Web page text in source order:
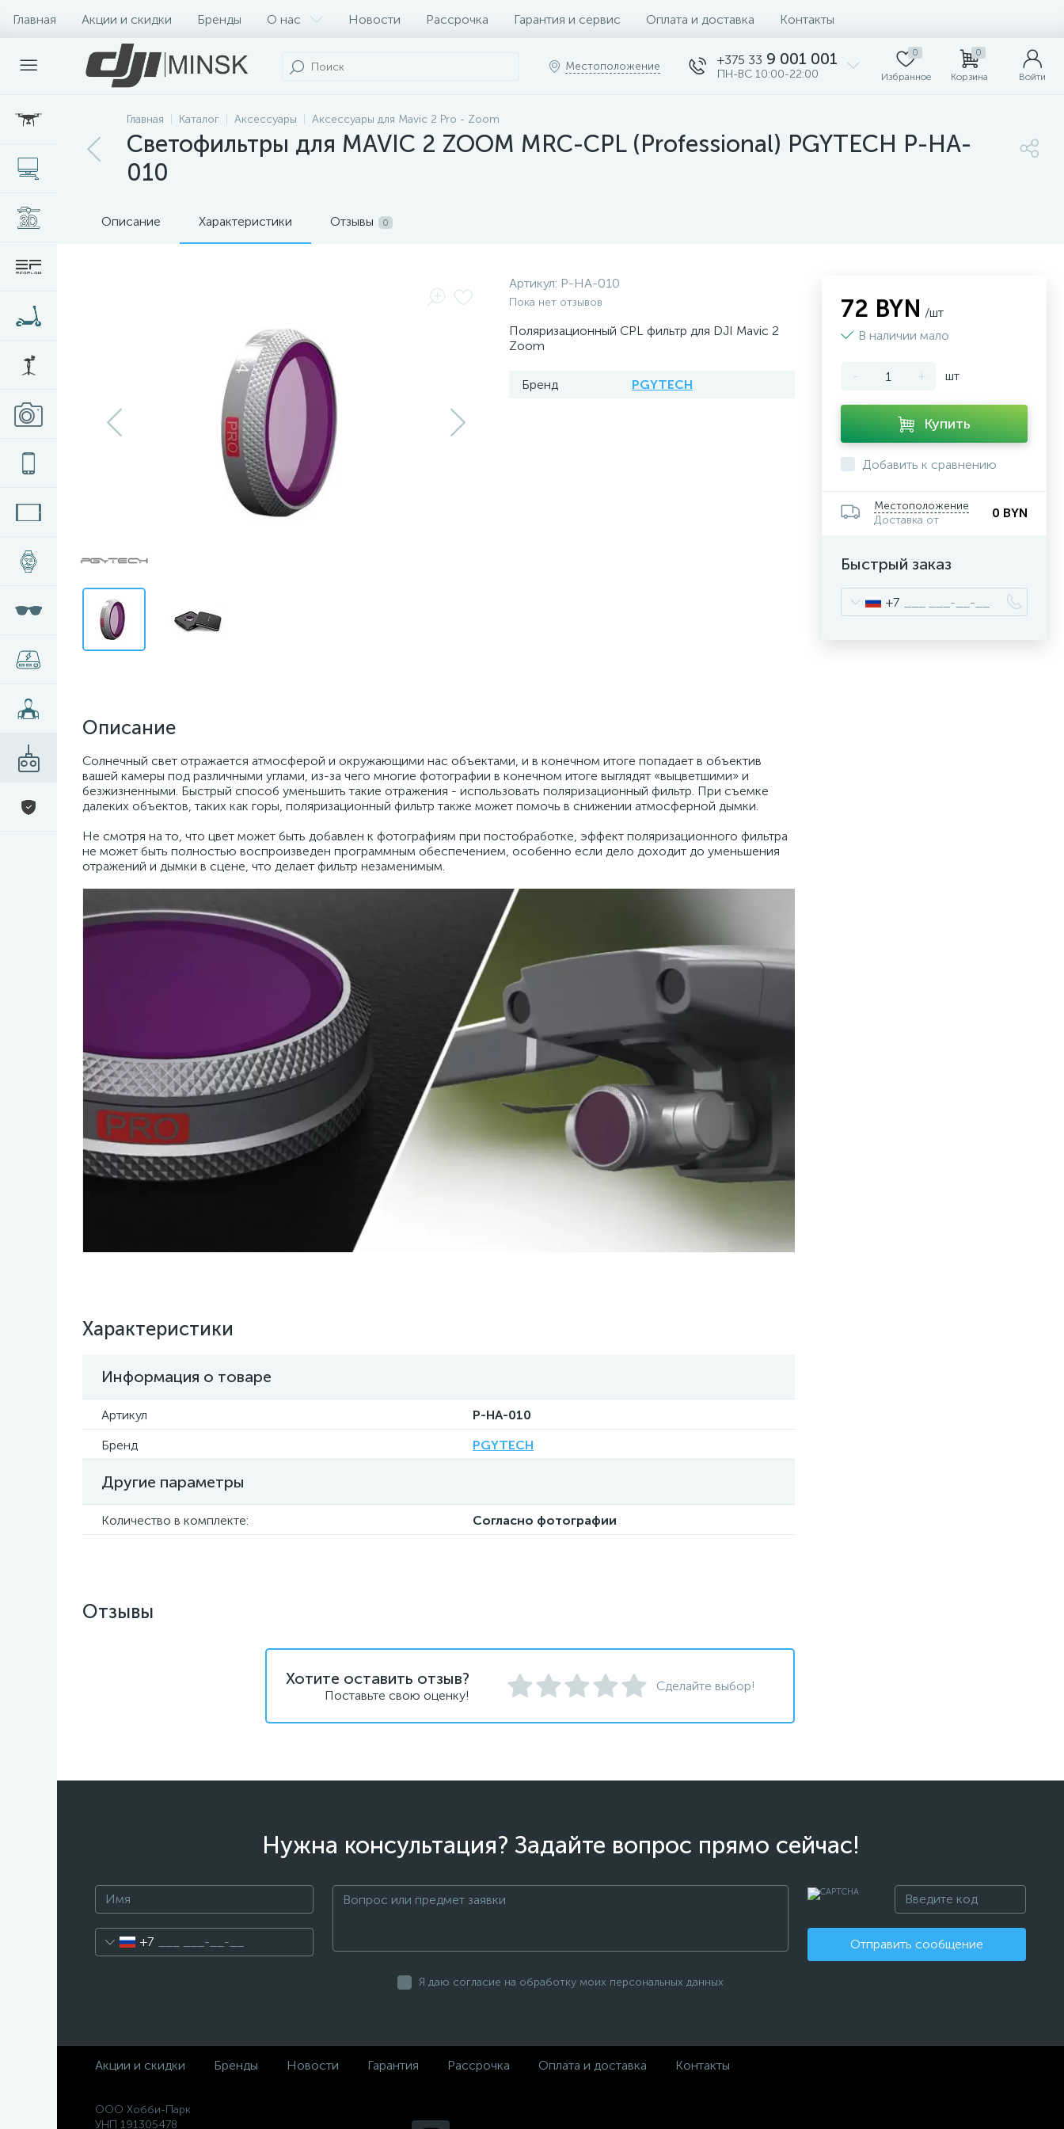
Главная Акции и скидки Бренды О нас Новости Рассрочка Гарантия и сервис Оплата и доставка Контакты
Местоположение +375 33 9 001 001
ПН-ВС 10:00-22:00
0
Избранное
0
Корзина Войти
Главная Каталог Аксессуары Аксессуары для Mavic 2 Pro - Zoom
Светофильтры для MAVIC 2 ZOOM MRC-CPL (Professional) PGYTECH P-HA-
010
Описание Характеристики Отзывы 0
Артикул: P-HA-010
Пока нет отзывов
Поляризационный CPL фильтр для DJI Mavic 2
Zoom
Бренд PGYTECH
Описание
Солнечный свет отражается атмосферой и окружающими нас объектами, и в конечном итоге попадает в объектив
вашей камеры под различными углами, из-за чего многие фотографии в конечном итоге выглядят «выцветшими» и
безжизненными. Быстрый способ уменьшить такие отражения - использовать поляризационный фильтр. При съемке
далеких объектов, таких как горы, поляризационный фильтр также может помочь в снижении атмосферной дымки.
Не смотря на то, что цвет может быть добавлен к фотографиям при постобработке, эффект поляризационного фильтра
не может быть полностью воспроизведен программным обеспечением, особенно если дело доходит до уменьшения
отражений и дымки в сцене, что делает фильтр незаменимым.
Характеристики
Информация о товаре
Артикул
P-HA-010
Бренд
PGYTECH
Другие параметры
Количество в комплекте: Согласно фотографии
72 BYN /шт
В наличии мало
- + шт
Купить
Добавить к сравнению
Местоположение
Доставка от
0 BYN
Быстрый заказ
+7
Отзывы
Хотите оставить отзыв?
Поставьте свою оценку!
Сделайте выбор!
Нужна консультация? Задайте вопрос прямо сейчас!
+7 Отправить сообщение
Я даю согласие на обработку моих персональных данных
Акции и скидки Бренды Новости Гарантия Рассрочка Оплата и доставка Контакты
ООО Хобби-Парк
УНП 191305478